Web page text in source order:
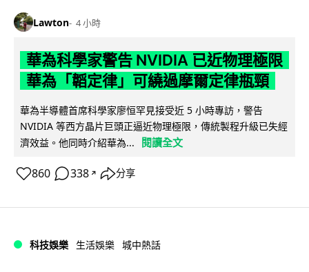
Lawton 4 小時
華為科學家警告 NVIDIA 已近物理極限
華為「韜定律」可繞過摩爾定律瓶頸
華為半導體首席科學家廖恒罕見接受近 5 小時專訪，警告
NVIDIA 等西方晶片巨頭正逼近物理極限，傳統製程升級已失經
濟效益。他同時介紹華為...
閱讀全文
860 338 ↗ 分享
科技娛樂 生活娛樂 城中熱話